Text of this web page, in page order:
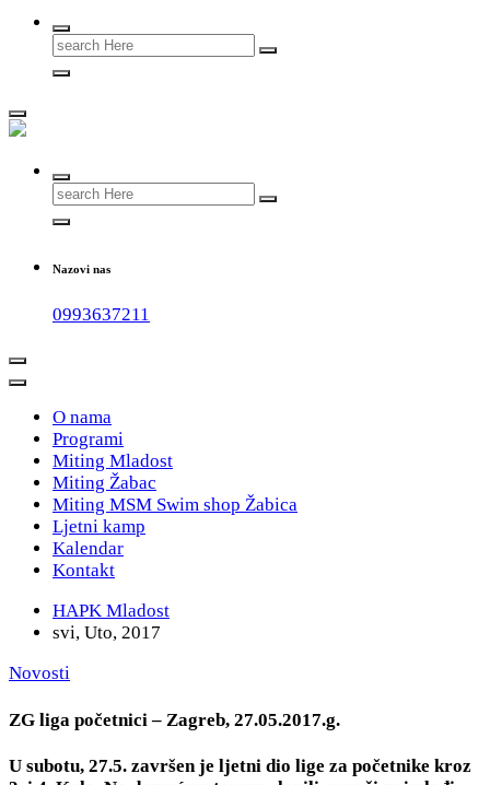
Search
for:
#teammladost
Search
for:
Nazovi nas
0993637211
O nama
Programi
Miting Mladost
Miting Žabac
Miting MSM Swim shop Žabica
Ljetni kamp
Kalendar
Kontakt
HAPK Mladost
svi, Uto, 2017
Novosti
ZG liga početnici – Zagreb, 27.05.2017.g.
U subotu, 27.5. završen je ljetni dio lige za početnike kroz